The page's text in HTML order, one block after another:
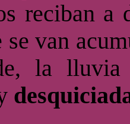
reciban
se van
la lluvia